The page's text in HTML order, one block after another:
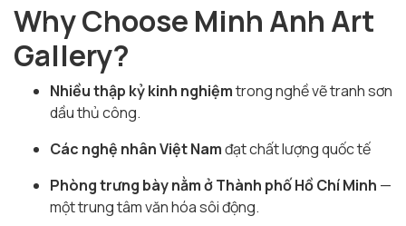
Why Choose Minh Anh Art
Gallery?
Nhiều thập kỷ kinh nghiệmtrong nghề vẽ tranh sơn
dầu thủ công.
Các nghệ nhân Việt Namđạt chất lượng quốc tế
Phòng trưng bày nằm ở Thành phố Hồ Chí Minh —
một trung tâm văn hóa sôi động.